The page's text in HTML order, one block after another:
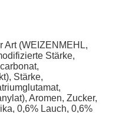
Art (WEIZENMEHL,
Stärke,
Stärke,
Aromen, Zucker,
0,6% Lauch, 0,6%